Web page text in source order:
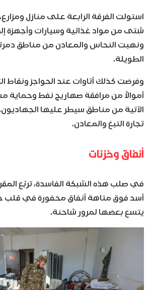
استولت الفرقة الرابعة على منازل
شتى من مواد غذائية وسيارات وأجهزة
ونهبت النحاس والمعادن من مناطق
الطويلة.
وفرضت كذلك أتاوات عند الحواجز ونقاط
أموالاً من مرافقة صهاريج نفط وحماية
الآتية من مناطق سيطر عليها
تجارة التبغ والمعادن.
أنفاق وخزنات
في صلب هذه الشبكة الفاسدة، تربّع
أسد فوق متاهة أنفاق محفورة في قلب
يتسع بعضها لمرور شاحنة.